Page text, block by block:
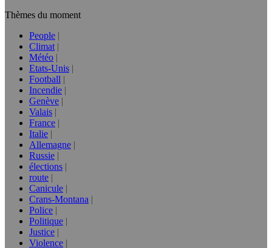
Thèmes du moment
People
Climat
Météo
Etats-Unis
Football
Incendie
Genève
Valais
France
Italie
Allemagne
Russie
élections
route
Canicule
Crans-Montana
Police
Politique
Justice
Violence